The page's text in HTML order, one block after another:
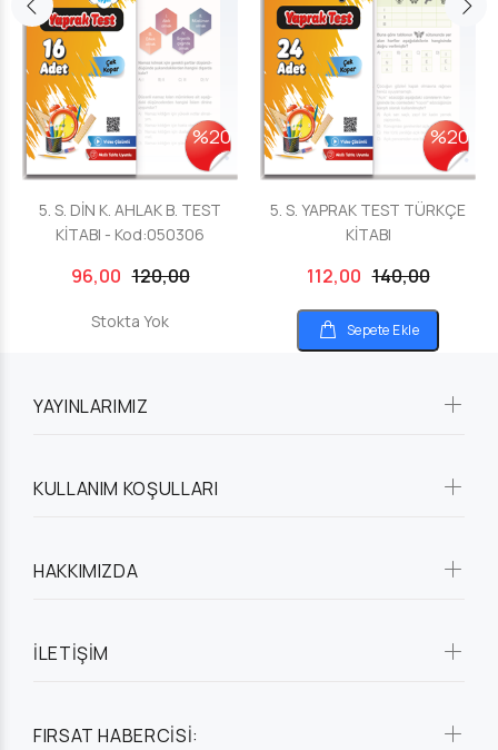
%20
5. S. DİN K. AHLAK B. TEST
KİTABI - Kod:050306
96,00 120,00
Stokta Yok
%20
5. S. YAPRAK TEST TÜRKÇE
KİTABI
112,00 140,00
Sepete Ekle
FIRSAT HABERCİSİ:
YAYINLARIMIZ
KULLANIM KOŞULLARI
HAKKIMIZDA
İLETİŞİM